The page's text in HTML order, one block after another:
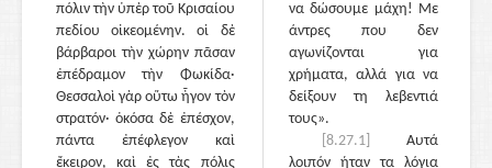
πόλιν τὴν ὑπὲρ τοῦ Κρισαίου
πεδίου οἰκεομένην. οἱ δὲ
βάρβαροι τὴν χώρην πᾶσαν
ἐπέδραμον τὴν Φωκίδα·
Θεσσαλοὶ γὰρ οὕτω ἦγον τὸν
στρατόν· ὁκόσα δὲ ἐπέσχον,
πάντα ἐπέφλεγον καὶ
ἔκειρον, καὶ ἐς τὰς πόλις
να δώσουμε μάχη! Με
άντρες που δεν
αγωνίζονται για
χρήματα, αλλά για να
δείξουν τη λεβεντιά
τους».
[8.27.1]
Αυτά
λοιπόν ήταν τα λόγια